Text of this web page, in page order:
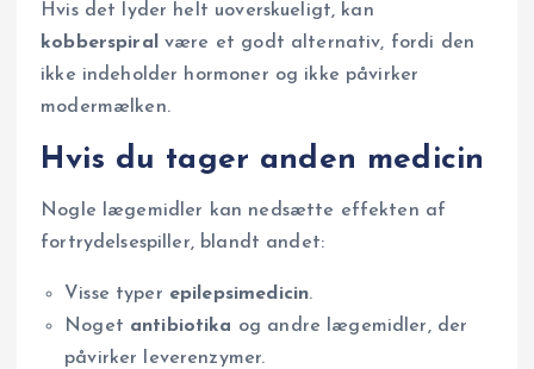
Hvis det lyder helt uoverskueligt, kan
kobberspiral
være et godt alternativ, fordi den
ikke indeholder hormoner og ikke påvirker
modermælken.
Hvis du tager anden medicin
Nogle lægemidler kan nedsætte effekten af
fortrydelsespiller, blandt andet:
Visse typer epilepsimedicin.
Noget antibiotika og andre lægemidler, der
påvirker leverenzymer.